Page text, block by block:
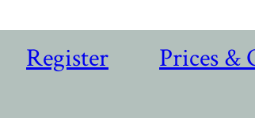
Register Prices &